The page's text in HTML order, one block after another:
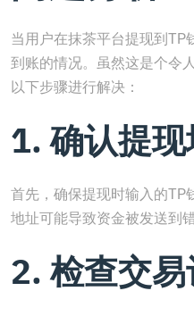
当用户在抹茶平台提现到TP
到账的情况。虽然这是个令
以下步骤进行解决：
1. 确认提
首先，确保提现时输入的TP
地址可能导致资金被发送到
2. 检查交